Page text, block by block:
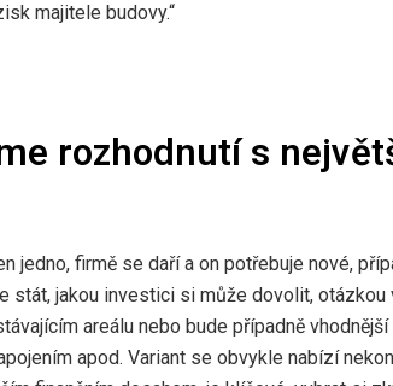
majitele budovy.“
rozhodnutí s
jedno, firmě se daří a on potřebuje nové,
stát, jakou investici si může dovolit, otázkou
areálu nebo bude případně
apod. Variant se obvykle nabízí